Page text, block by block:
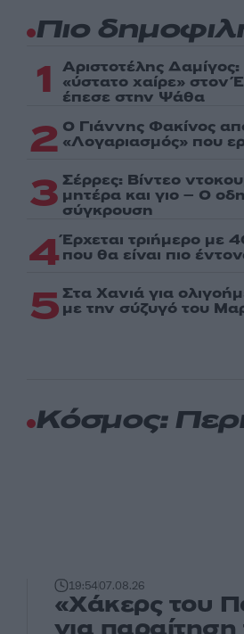
Πιο
1 Αριστοτέλης
«ύστατο χαίρε» στον
έπεσε στην Ψάθα
2 Ο Γιάννης Φακίνος
«Λογαριασμός» που
3 Σέρρες: Βίντεο
μητέρα και γιο – Ο
σύγκρουση
4Έρχεται τριήμερο με
που θα είναι πιο
5 Στα Χανιά για
με την σύζυγό του
Κόσμος:
19:5407.08.26
«Χάκερς του